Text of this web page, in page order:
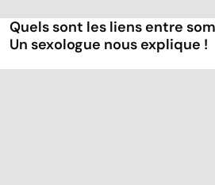
Quels sont les liens entre
Un sexologue nous explique !